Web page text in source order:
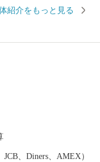
取り組みや市民と行
紹介をもっと見る
、Diners、AMEX）